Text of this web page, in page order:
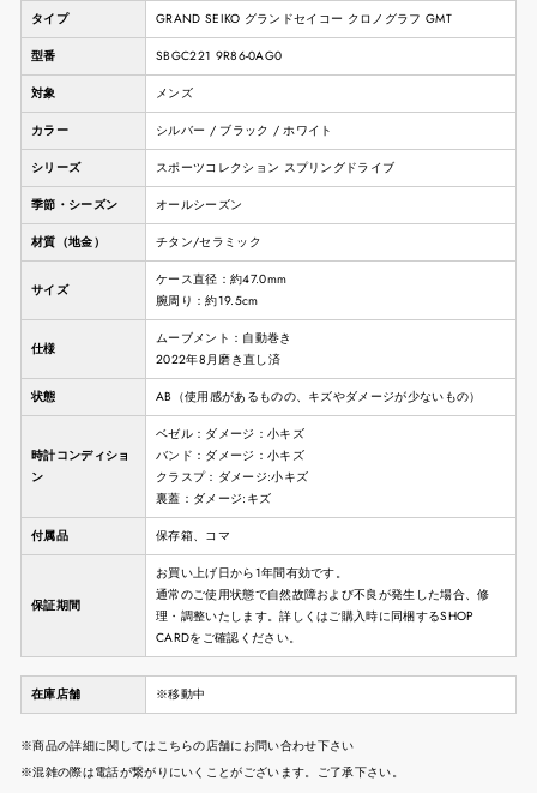
タイプ GRAND SEIKO グランドセイコー クロノグラフ GMT
型番 SBGC221 9R86-0AG0
対象 メンズ
カラー シルバー / ブラック / ホワイト
シリーズ スポーツコレクション スプリングドライブ
季節・シーズン オールシーズン
材質（地金） チタン/セラミック
サイズ
ケース直径：約47.0mm
腕周り：約19.5cm
仕様
ムーブメント：自動巻き
2022年8月磨き直し済
状態 AB（使用感があるものの、キズやダメージが少ないもの）
時計コンディショ
ン
ベゼル：ダメージ：小キズ
バンド：ダメージ：小キズ
クラスプ：ダメージ:小キズ
裏蓋：ダメージ:キズ
付属品 保存箱、コマ
保証期間
お買い上げ日から1年間有効です。
通常のご使用状態で自然故障および不良が発生した場合、修
理・調整いたします。詳しくはご購入時に同梱するSHOP
CARDをご確認ください。
在庫店舗 ※移動中
※商品の詳細に関してはこちらの店舗にお問い合わせ下さい
※混雑の際は電話が繋がりにいくことがございます。ご了承下さい。